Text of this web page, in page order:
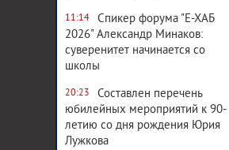
11:14
Спикер форума "Е-ХАБ
2026" Александр Минаков:
суверенитет начинается со
школы
20:23
Составлен перечень
юбилейных мероприятий к 90-
летию со дня рождения Юрия
Лужкова